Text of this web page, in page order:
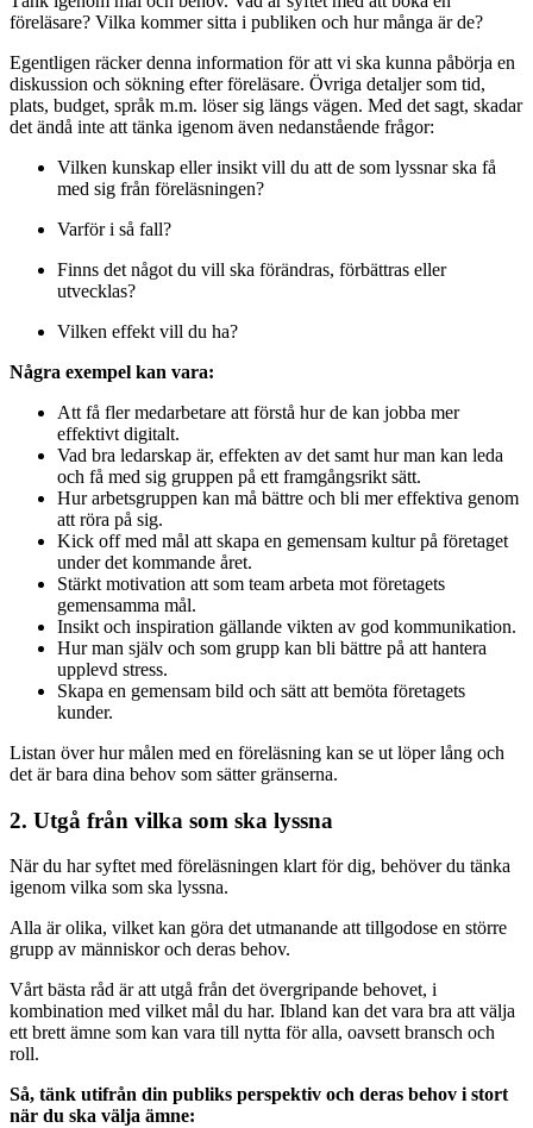
föreläsare? Vilka kommer sitta i publiken och hur många är de?
Egentligen räcker denna information för att vi ska kunna påbörja en
diskussion och sökning efter föreläsare. Övriga detaljer som tid,
plats, budget, språk m.m. löser sig längs vägen. Med det sagt, skadar
det ändå inte att tänka igenom även nedanstående frågor:
Vilken kunskap eller insikt vill du att de som lyssnar ska få
med sig från föreläsningen?
Varför i så fall?
Finns det något du vill ska förändras, förbättras eller
utvecklas?
Vilken effekt vill du ha?
Några exempel kan vara:
Att få fler medarbetare att förstå hur de kan jobba mer
effektivt digitalt.
Vad bra ledarskap är, effekten av det samt hur man kan leda
och få med sig gruppen på ett framgångsrikt sätt.
Hur arbetsgruppen kan må bättre och bli mer effektiva genom
att röra på sig.
Kick off med mål att skapa en gemensam kultur på företaget
under det kommande året.
Stärkt motivation att som team arbeta mot företagets
gemensamma mål.
Insikt och inspiration gällande vikten av god kommunikation.
Hur man själv och som grupp kan bli bättre på att hantera
upplevd stress.
Skapa en gemensam bild och sätt att bemöta företagets
kunder.
Listan över hur målen med en föreläsning kan se ut löper lång och
det är bara dina behov som sätter gränserna.
2. Utgå från vilka som ska lyssna
När du har syftet med föreläsningen klart för dig, behöver du tänka
igenom vilka som ska lyssna.
Alla är olika, vilket kan göra det utmanande att tillgodose en större
grupp av människor och deras behov.
Vårt bästa råd är att utgå från det övergripande behovet, i
kombination med vilket mål du har. Ibland kan det vara bra att välja
ett brett ämne som kan vara till nytta för alla, oavsett bransch och
roll.
Så, tänk utifrån din publiks perspektiv och deras behov i stort
när du ska välja ämne: